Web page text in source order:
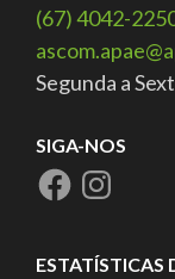
(67) 4042-
Segunda a
SIGA-NOS
ESTATÍSTICAS